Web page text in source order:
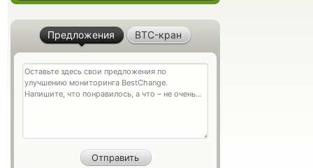
Предложения BTC-кран